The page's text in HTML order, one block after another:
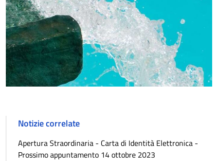
Notizie correlate
Apertura Straordinaria - Carta di Identità Elettronica -
Prossimo appuntamento 14 ottobre 2023